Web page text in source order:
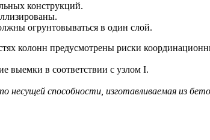
конструкций.
огрунтовываться в один слой.
предусмотрены риски
выемки в соответствии с узлом I.
способности, изготавливаемая из